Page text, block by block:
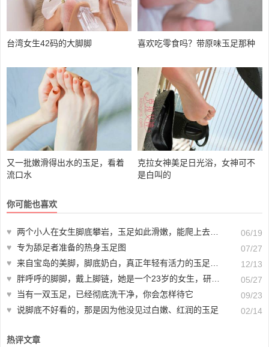
台湾女生42码的大脚脚 喜欢吃零食吗？带原味玉足那种
又一批嫩滑得出水的玉足，看着
流口水
克拉女神美足日光浴，女神可不
是白叫的
你可能也喜欢
♥ 两个小人在女生脚底攀岩，玉足如此滑嫩，能爬上去吗？
06/19
♥ 专为舔足者准备的热身玉足图
07/27
♥ 来自宝岛的美脚，脚底奶白，真正年轻有活力的玉足，不是精品我不发
12/13
♥
胖呼呼的脚脚，戴上脚链，她是一个23岁的女生，研一在读，这脚脚不白，但有韵味
05/27
♥
当有一双玉足，已经彻底洗干净，你会怎样待它
09/23
♥ 说脚底不好看的，那是因为他没见过白嫩、红润的玉足 02/14
热评文章